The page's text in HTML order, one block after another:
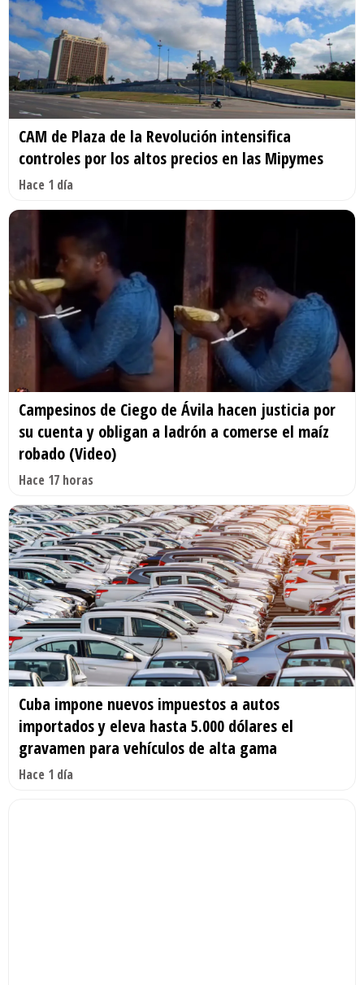
CAM de Plaza de la Revolución intensifica
controles por los altos precios en las Mipymes
Hace 1 día
Campesinos de Ciego de Ávila hacen justicia por
su cuenta y obligan a ladrón a comerse el maíz
robado (Video)
Hace 17 horas
Cuba impone nuevos impuestos a autos
importados y eleva hasta 5.000 dólares el
gravamen para vehículos de alta gama
Hace 1 día